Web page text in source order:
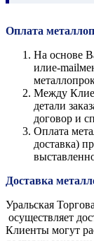
Оплата
На основе
илиe-
Между
детали
договор и
Оплата
доставка)
Доставка
Уральская
осуществляет
Клиенты могут